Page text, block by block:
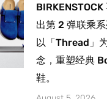
出第 2 弹联乘
以「Thread」
念，重塑经典
鞋。